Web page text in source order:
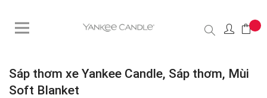
Sáp thơm xe Yankee Candle, Sáp thơm, Mùi
Soft Blanket